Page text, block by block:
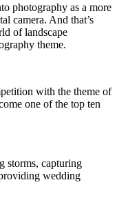
photography as a more
camera. And that’s
of landscape
theme.
with the theme of
one of the top ten
storms, capturing
wedding